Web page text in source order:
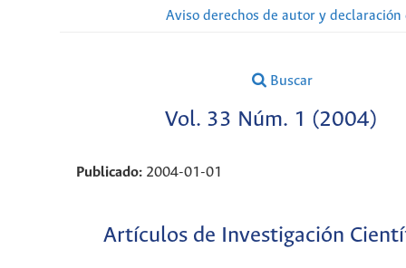
Aviso derechos de autor y
Buscar
Vol. 33 Núm. 1 (2004)
Publicado: 2004-01-01
Artículos de Investigación